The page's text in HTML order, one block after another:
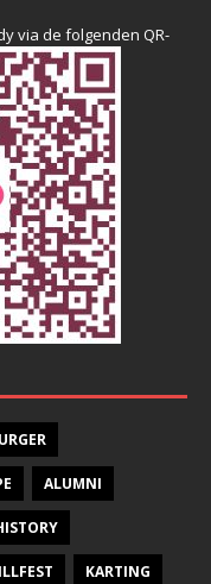
via de folgenden QR-
ALUMNI
KARTING